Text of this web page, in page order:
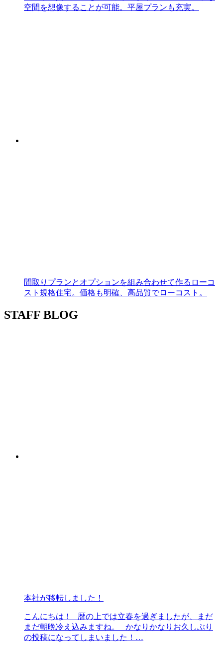
空間を想像することが可能。平屋プランも充実。
間取りプランとオプションを組み合わせて作るローコ
スト規格住宅。価格も明確、高品質でローコスト。
STAFF BLOG
本社が移転しました！
こんにちは！ 暦の上では立春を過ぎましたが、まだ
まだ朝晩冷え込みますね。 かなりかなりお久しぶり
の投稿になってしまいました！…